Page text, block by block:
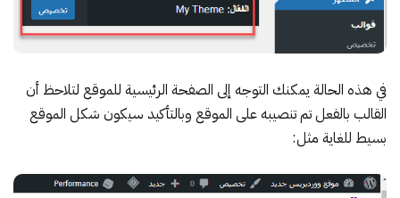
في هذه الحالة يمكنك التوجه إلى الصفحة الرئيسية للموقع لتلاحظ أن
القالب بالفعل تم تنصيبه على الموقع وبالتأكيد سيكون شكل الموقع
بسيط للغاية مثل: